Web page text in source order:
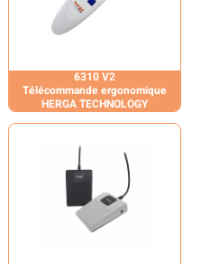
6310 V2
Télécommande ergonomique
HERGA TECHNOLOGY